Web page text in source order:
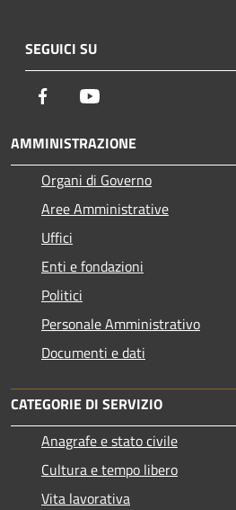
SEGUICI SU
Facebook
AMMINISTRAZIONE
Organi di Governo
Aree Amministrative
Uffici
Enti e fondazioni
Politici
Personale Amministrativo
Documenti e dati
CATEGORIE DI SERVIZIO
Anagrafe e stato civile
Cultura e tempo libero
Vita lavorativa